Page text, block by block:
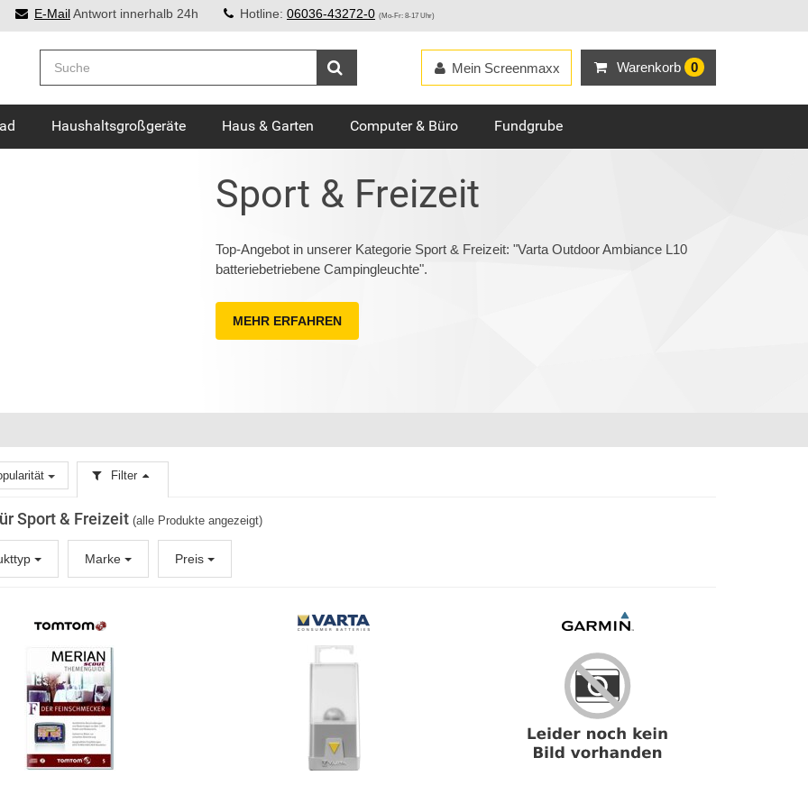
E-MailAntwort innerhalb 24h Hotline: 06036-43272-0 (Mo-Fr: 8-17 Uhr)
Warenkorb 0
Mein Screenmaxx
Haushaltsgroßgeräte Haus & Garten Computer & Büro Fundgrube
Sport & Freizeit
Top-Angebot in unserer Kategorie Sport & Freizeit: "Varta Outdoor Ambiance L10
batteriebetriebene Campingleuchte".
MEHR ERFAHREN
Filter
Sport & Freizeit (alle Produkte angezeigt)
Marke Preis